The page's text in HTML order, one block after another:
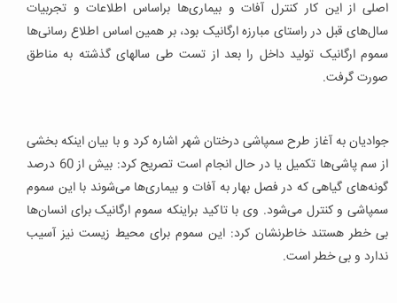
اصلی از این کار کنترل آفات و بیماری‌ها براساس اطلاعات و تجربیات
سال‌های قبل در راستای مبارزه ارگانیک بود، بر همین اساس اطلاع رسانی‌ها
سموم ارگانیک تولید داخل را بعد از تست طی سالهای گذشته به مناطق
صورت گرفت.
جوادیان به آغاز طرح سمپاشی درختان شهر اشاره کرد و با بیان اینکه بخشی
از سم پاشی‌ها تکمیل یا در حال انجام است تصریح کرد: بیش از 60 درصد
گونه‌های گیاهی که در فصل بهار به آفات و بیماری‌ها می‌شوند با این سموم
سمپاشی و کنترل می‌شود. وی با تاکید براینکه سموم ارگانیک برای انسان‌ها
بی خطر هستند خاطرنشان کرد: این سموم برای محیط زیست نیز آسیب
ندارد و بی خطر است.